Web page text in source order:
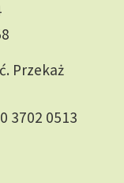
Przekaż
3702 0513